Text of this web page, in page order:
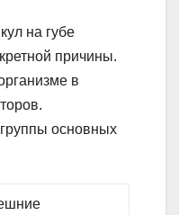
на губе
причины.
в
основных